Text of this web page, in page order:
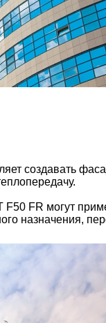
создавать
FR могут
назначения,